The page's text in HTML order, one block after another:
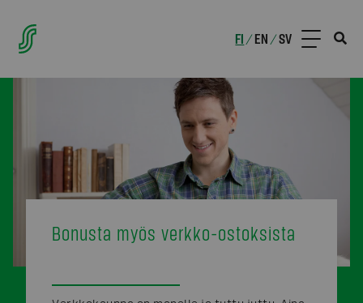
FI /EN /SV
Bonusta myös verkko-ostoksista